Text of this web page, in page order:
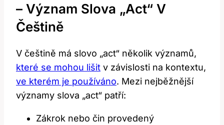
– Význam Slova „act“ V
Češtině
V češtině má slovo „act“ několik významů,
které se mohou lišit v závislosti na kontextu,
ve kterém je používáno. Mezi nejběžnější
významy slova „act“ patří:
Zákrok nebo čin provedený